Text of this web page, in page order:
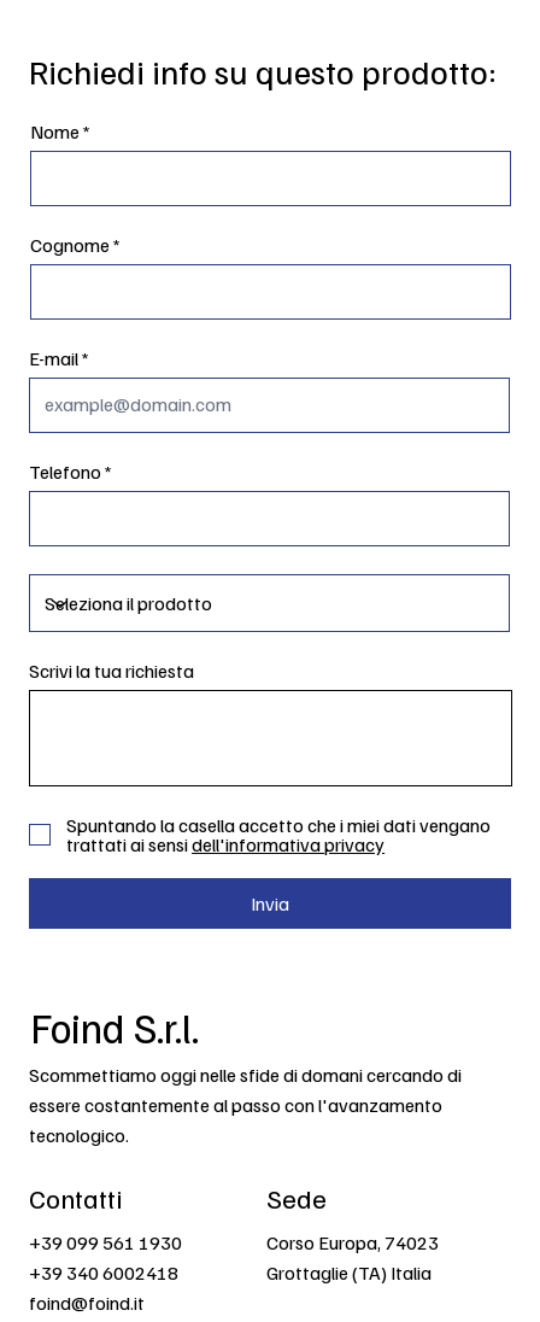
Richiedi info su questo prodotto:
Nome
Cognome
E-mail
Telefono
Scrivi la tua richiesta
Spuntando la casella accetto che i miei dati vengano
trattati ai sensidell'informativa privacy
Invia
Foind S.r.l.
Scommettiamo oggi nelle sfide di domani cercando di
essere costantemente al passo con l'avanzamento
tecnologico.
Contatti
+39 099 561 1930
+39 340 6002418
foind@foind.it
Sede
Corso Europa, 74023
Grottaglie (TA) Italia